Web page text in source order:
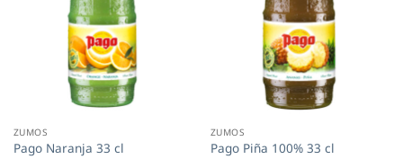
ZUMOS
Pago Naranja 33 cl
ZUMOS
Pago Piña 100% 33 cl